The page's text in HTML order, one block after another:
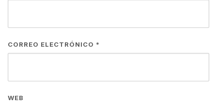
CORREO ELECTRÓNICO *
WEB